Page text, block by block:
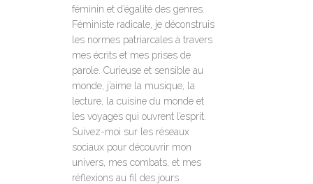
féminin et d’égalité des genres.
Féministe radicale, je déconstruis
les normes patriarcales à travers
mes écrits et mes prises de
parole. Curieuse et sensible au
monde, j’aime la musique, la
lecture, la cuisine du monde et
les voyages qui ouvrent l’esprit.
Suivez-moi sur les réseaux
sociaux pour découvrir mon
univers, mes combats, et mes
réflexions au fil des jours.